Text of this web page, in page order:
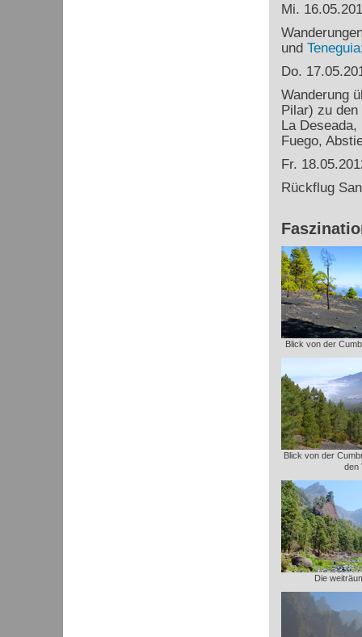
Mi.
und Teneguia
Do.
Wanderung
Pilar) zu den
La Deseada,
Fuego,
Fr.
Rückflug
Blick von der
Blick von der
den
Die